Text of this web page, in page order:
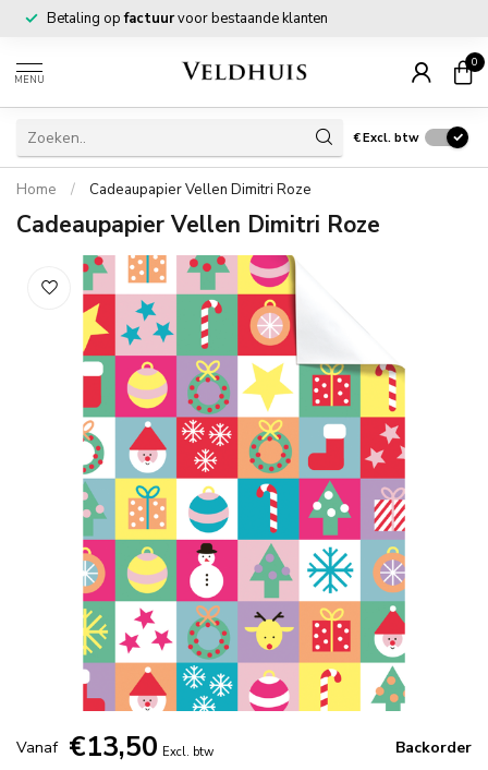
Betaling opfactuurvoor bestaande klanten
MENU
0
€Excl. btw
Home / Cadeaupapier Vellen Dimitri Roze
Cadeaupapier Vellen Dimitri Roze
Vanaf €13,50 Excl. btw Backorder